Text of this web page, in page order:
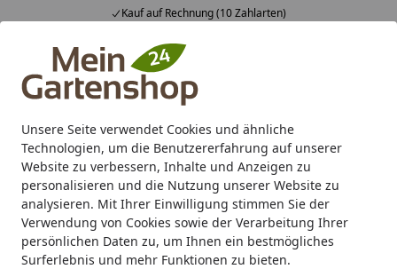
Unsere Seite verwendet Cookies und ähnliche
Technologien, um die Benutzererfahrung auf unserer
Website zu verbessern, Inhalte und Anzeigen zu
personalisieren und die Nutzung unserer Website zu
analysieren. Mit Ihrer Einwilligung stimmen Sie der
Verwendung von Cookies sowie der Verarbeitung Ihrer
persönlichen Daten zu, um Ihnen ein bestmögliches
Surferlebnis und mehr Funktionen zu bieten.
Kauf auf Rechnung (10 Zahlarten)
Alle Produkte
Mein Konto
Suchen
Karibu Pools inkl. gratis Sandfilteranlage & Pool-
Starterset (Gesamtwert bis 468,99€)
Startseite
Freizeit Teichtechnik Teichbau Schläuche